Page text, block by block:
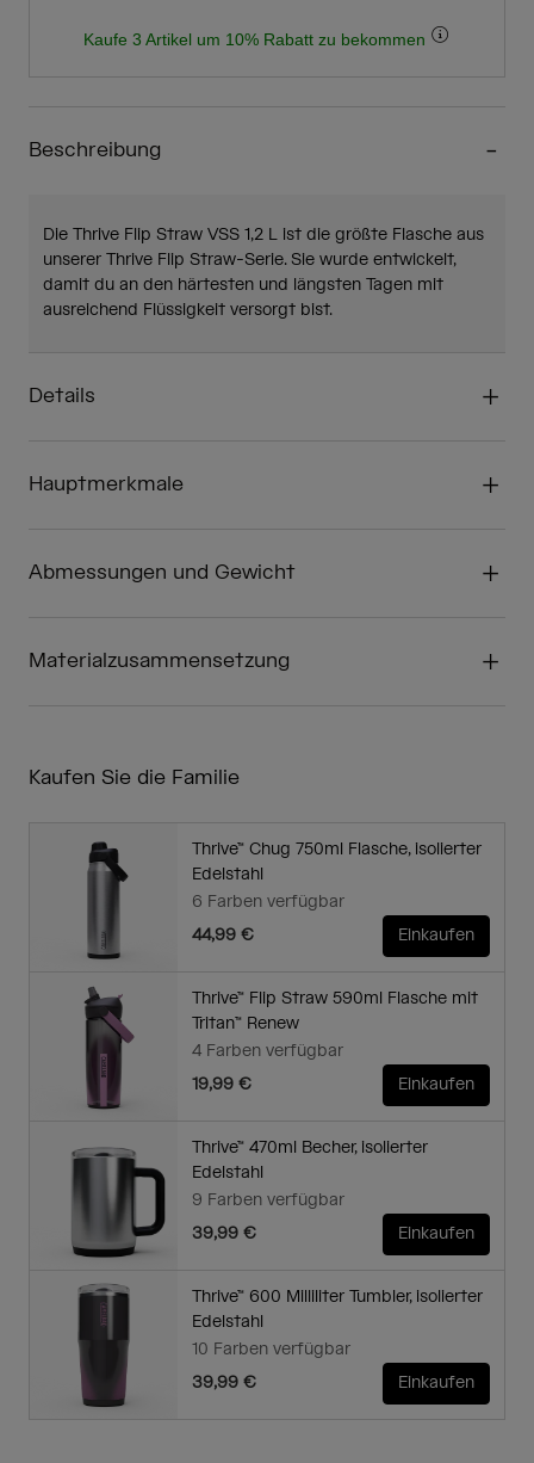
Kaufe 3 Artikel um 10% Rabatt zu bekommen
Beschreibung
Die Thrive Flip Straw VSS 1,2 L ist die größte Flasche aus
unserer Thrive Flip Straw-Serie. Sie wurde entwickelt,
damit du an den härtesten und längsten Tagen mit
ausreichend Flüssigkeit versorgt bist.
Details
Hauptmerkmale
Abmessungen und Gewicht
Materialzusammensetzung
Kaufen Sie die Familie
Thrive™ Chug 750ml Flasche, isolierter
Edelstahl
6 Farben verfügbar
44,99 €
Einkaufen
Thrive™ Flip Straw 590ml Flasche mit
Tritan™ Renew
4 Farben verfügbar
19,99 €
Einkaufen
Thrive™ 470ml Becher, isolierter
Edelstahl
9 Farben verfügbar
39,99 €
Einkaufen
Thrive™ 600 Milliliter Tumbler, isolierter
Edelstahl
10 Farben verfügbar
39,99 €
Einkaufen